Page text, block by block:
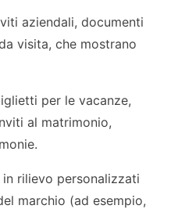
aziendali, documenti
visita, che mostrano
per le vacanze,
al matrimonio,
rilievo personalizzati
marchio (ad esempio,